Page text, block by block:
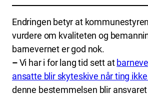
Endringen betyr at
vurdere om kvaliteten og
barnevernet er god nok.
–Vi har i for lang tid sett at
ansatte blir skyteskive når ting
denne bestemmelsen blir